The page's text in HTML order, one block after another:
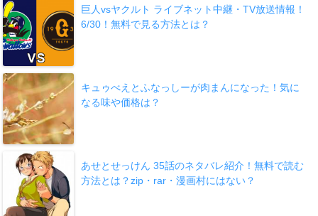
巨人vsヤクルト ライブネット中継・TV放送情報！
6/30！無料で見る方法とは？
キュゥべえとふなっしーが肉まんになった！気に
なる味や価格は？
あせとせっけん 35話のネタバレ紹介！無料で読む
方法とは？zip・rar・漫画村にはない？